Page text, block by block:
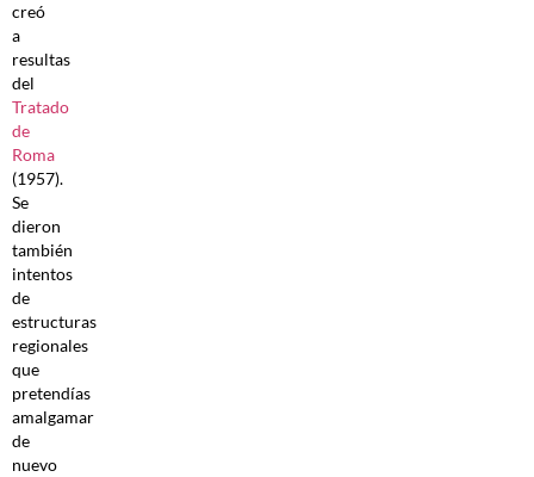
creó
a
resultas
del
Tratado
de
Roma
(1957).
Se
dieron
también
intentos
de
estructuras
regionales
que
pretendías
amalgamar
de
nuevo